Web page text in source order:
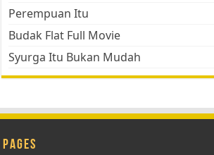
Perempuan Itu
Budak Flat Full Movie
Syurga Itu Bukan Mudah
Pages